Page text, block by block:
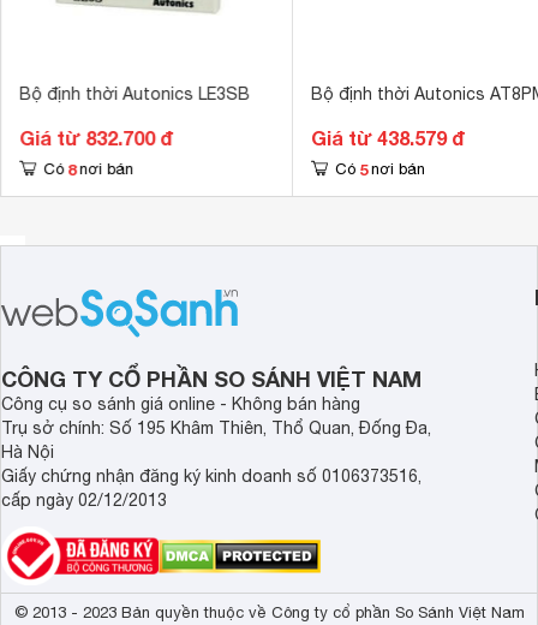
Bộ định thời Autonics LE3SB
Giá từ 832.700 đ
Có 8 nơi bán
Bộ định thời Autonics
Giá từ 438.579 đ
Có 5 nơi bán
CÔNG TY CỔ PHẦN SO SÁNH VIỆT NAM
Công cụ so sánh giá online - Không bán hàng
Trụ sở chính: Số 195 Khâm Thiên, Thổ Quan, Đống Đa,
Hà Nội
Giấy chứng nhận đăng ký kinh doanh số 0106373516,
cấp ngày 02/12/2013
© 2013 - 2023 Bản quyền thuộc về Công ty cổ phần So Sánh Việt Nam